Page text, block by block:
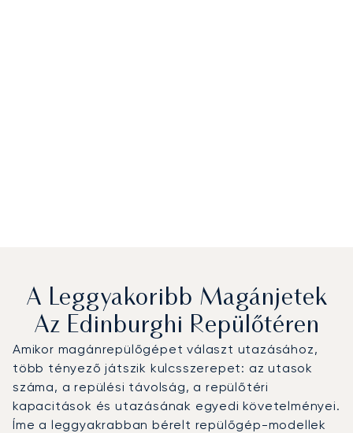
A Leggyakoribb Magánjetek
Az Edinburghi Repülőtéren
Amikor magánrepülőgépet választ utazásához,
több tényező játszik kulcsszerepet: az utasok
száma, a repülési távolság, a repülőtéri
kapacitások és utazásának egyedi követelményei.
Íme a leggyakrabban bérelt repülőgép-modellek